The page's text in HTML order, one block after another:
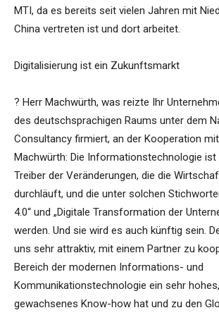
MTI, da es bereits seit vielen Jahren mit
China vertreten ist und dort arbeitet.
Digitalisierung ist ein Zukunftsmarkt
? Herr Machwürth, was reizte Ihr
des deutschsprachigen Raums unter dem
Consultancy firmiert, an der Kooperation mit
Machwürth: Die Informationstechnologie ist
Treiber der Veränderungen, die die
durchläuft, und die unter solchen
4.0“ und „Digitale Transformation der
werden. Und sie wird es auch künftig sein.
uns sehr attraktiv, mit einem Partner zu
Bereich der modernen Informations- und
Kommunikationstechnologie ein sehr
gewachsenes Know-how hat und zu den